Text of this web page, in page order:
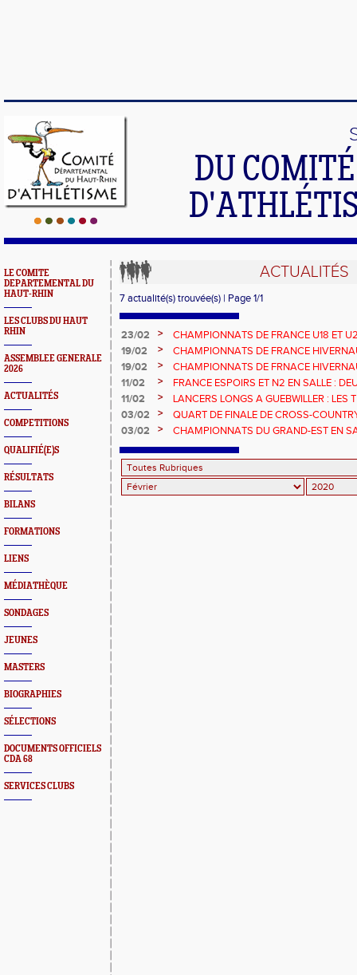
DU
LE COMITE
DEPARTEMENTAL DU
HAUT-RHIN
LES CLUBS DU HAUT
RHIN
ASSEMBLEE GENERALE
2026
ACTUALITÉS
COMPETITIONS
QUALIFIÉ(E)S
RÉSULTATS
BILANS
FORMATIONS
LIENS
MÉDIATHÈQUE
SONDAGES
JEUNES
MASTERS
BIOGRAPHIES
SÉLECTIONS
DOCUMENTS OFFICIELS
CDA 68
SERVICES CLUBS
ACTUALITÉS
7 actualité(s) trouvée(s) | Page 1/1
23/02 >
CHAMPIONNATS DE FRANCE U18 ET
JEANNE PETERS EN ARGENT AU POIDS
19/02 >
CHAMPIONNATS DE FRANCE
RECORD ET TITRE POUR ZOE
19/02 >
CHAMPIONNATS DE FRNACE
RECORD ET TITRE POUR ZOE
11/02 >
FRANCE ESPOIRS ET N2 EN SALLE :
RHINOIS
11/02 >
LANCERS LONGS A GUEBWILLER : LES
03/02
>
QUART DE FINALE DE CROSS-
THEODORE KLEIN REMPORTE LA
03/02 >
CHAMPIONNATS DU GRAND-EST EN